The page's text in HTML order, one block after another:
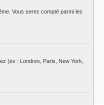
Vous serez compté parmi les
(ex : Londres, Paris, New York,